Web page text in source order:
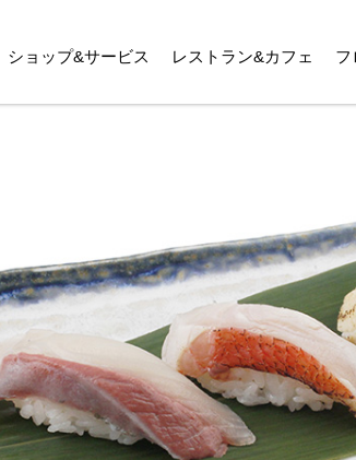
ショップ&サービス レストラン&カフェ フ